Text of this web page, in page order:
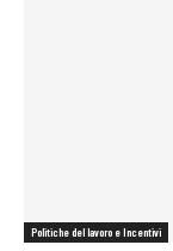
Politiche del lavoro e Incentivi